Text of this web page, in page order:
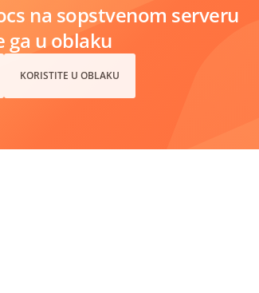
na sopstvenom serveru
u oblaku
KORISTITE U OBLAKU